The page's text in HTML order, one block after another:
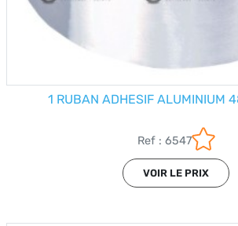
1 RUBAN ADHESIF ALUMINIUM
Ref : 6547
VOIR LE PRIX